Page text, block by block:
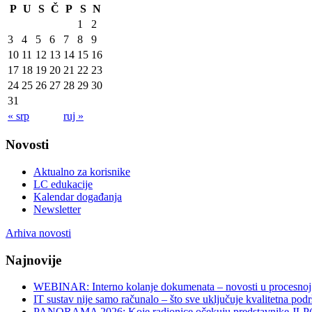
P U S Č P S N
1
2
3
4 5 6 7 8
9
10 11 12 13 14 15 16
17 18 19 20 21 22 23
24 25 26 27 28 29 30
31
« srp
ruj »
Novosti
Aktualno za korisnike
LC edukacije
Kalendar događanja
Newsletter
Arhiva novosti
Najnovije
WEBINAR: Interno kolanje dokumenata – novosti u
IT sustav nije samo računalo – što sve uključuje kvalitetna